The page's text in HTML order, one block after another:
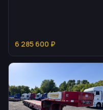
6 285 600 ₽